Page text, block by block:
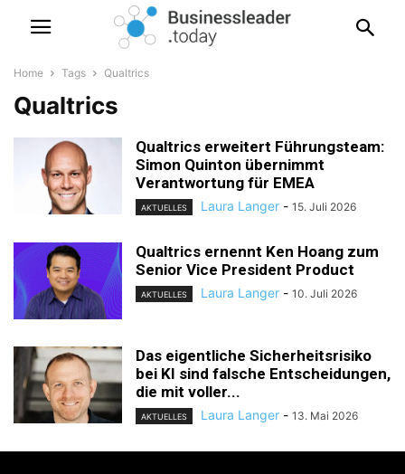
Home Tags Qualtrics
Qualtrics
Qualtrics erweitert Führungsteam:
Simon Quinton übernimmt
Verantwortung für EMEA
AKTUELLES Laura Langer - 15. Juli 2026
Qualtrics ernennt Ken Hoang zum
Senior Vice President Product
AKTUELLES Laura Langer - 10. Juli 2026
Das eigentliche Sicherheitsrisiko
bei KI sind falsche Entscheidungen,
die mit voller...
AKTUELLES Laura Langer - 13. Mai 2026